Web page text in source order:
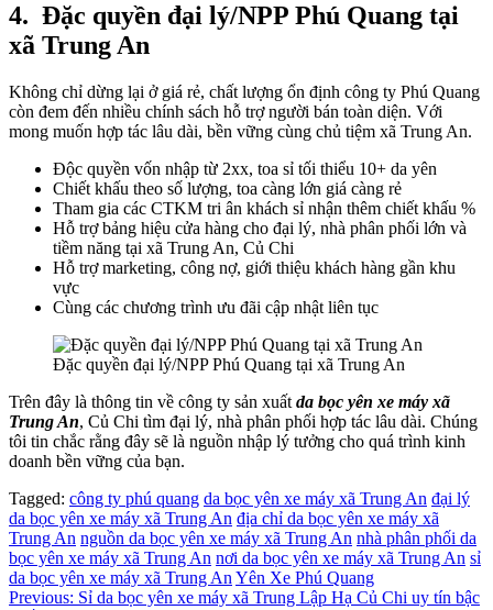
4. Đặc quyền đại lý/NPP Phú Quang tại
xã Trung An
Không chỉ dừng lại ở giá rẻ, chất lượng ổn định công ty Phú Quang
còn đem đến nhiều chính sách hỗ trợ người bán toàn diện. Với
mong muốn hợp tác lâu dài, bền vững cùng chủ tiệm xã Trung An.
Độc quyền vốn nhập từ 2xx, toa sỉ tối thiểu 10+ da yên
Chiết khấu theo số lượng, toa càng lớn giá càng rẻ
Tham gia các CTKM tri ân khách sỉ nhận thêm chiết khấu %
Hỗ trợ bảng hiệu cửa hàng cho đại lý, nhà phân phối lớn và
tiềm năng tại xã Trung An, Củ Chi
Hỗ trợ marketing, công nợ, giới thiệu khách hàng gần khu
vực
Cùng các chương trình ưu đãi cập nhật liên tục
Đặc quyền đại lý/NPP Phú Quang tại xã Trung An
Trên đây là thông tin về công ty sản xuất da bọc yên xe máy xã
Trung An, Củ Chi tìm đại lý, nhà phân phối hợp tác lâu dài. Chúng
tôi tin chắc rằng đây sẽ là nguồn nhập lý tưởng cho quá trình kinh
doanh bền vững của bạn.
Tagged: công ty phú quang da bọc yên xe máy xã Trung An đại lý
da bọc yên xe máy xã Trung An địa chỉ da bọc yên xe máy xã
Trung An nguồn da bọc yên xe máy xã Trung An nhà phân phối da
bọc yên xe máy xã Trung An nơi da bọc yên xe máy xã Trung An sỉ
da bọc yên xe máy xã Trung An Yên Xe Phú Quang
Điều
Previous: Sỉ da bọc yên xe máy xã Trung Lập Hạ Củ Chi uy tín bậc